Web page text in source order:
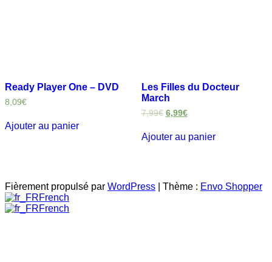
Ready Player One – DVD
8,09€
Ajouter au panier
Les Filles du Docteur
March
7,99€ 6,99€
Ajouter au panier
Fièrement propulsé par WordPress Thème : Envo Shopper
French
French